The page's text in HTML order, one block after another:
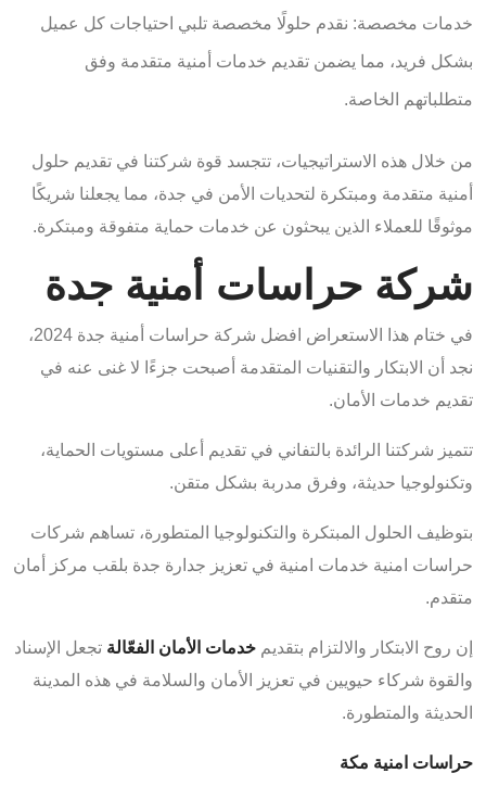
خدمات مخصصة: نقدم حلولًا مخصصة تلبي احتياجات كل عميل
بشكل فريد، مما يضمن تقديم خدمات أمنية متقدمة وفق
متطلباتهم الخاصة.
من خلال هذه الاستراتيجيات، تتجسد قوة شركتنا في تقديم حلول
أمنية متقدمة ومبتكرة لتحديات الأمن في جدة، مما يجعلنا شريكًا
موثوقًا للعملاء الذين يبحثون عن خدمات حماية متفوقة ومبتكرة.
شركة حراسات أمنية جدة
في ختام هذا الاستعراض افضل شركة حراسات أمنية جدة 2024،
نجد أن الابتكار والتقنيات المتقدمة أصبحت جزءًا لا غنى عنه في
تقديم خدمات الأمان.
تتميز شركتنا الرائدة بالتفاني في تقديم أعلى مستويات الحماية،
وتكنولوجيا حديثة، وفرق مدربة بشكل متقن.
بتوظيف الحلول المبتكرة والتكنولوجيا المتطورة، تساهم شركات
حراسات امنية خدمات امنية في تعزيز جدارة جدة بلقب مركز أمان
متقدم.
إن روح الابتكار والالتزام بتقديم خدمات الأمان الفعّالة تجعل الإسناد
والقوة شركاء حيويين في تعزيز الأمان والسلامة في هذه المدينة
الحديثة والمتطورة.
حراسات امنية مكة